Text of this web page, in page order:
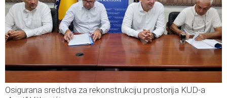
Osigurana sredstva za rekonstrukciju prostorija KUD-a